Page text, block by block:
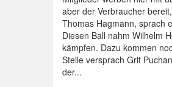
aber der Verbraucher
Thomas Hagmann, sprach
Diesen Ball nahm Wilhelm
kämpfen. Dazu kommen
Stelle versprach Grit
der...